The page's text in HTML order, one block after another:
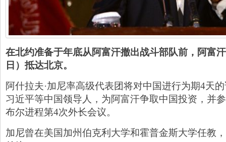
在北约准备于年底从阿富汗撤出战斗部队前，阿富
日）抵达北京。
阿什拉夫·加尼率高级代表团将对中国进行为期4天
习近平等中国领导人，为阿富汗争取中国投资，并
布尔进程第4次外长会议。
加尼曾在美国加州伯克利大学和霍普金斯大学任教